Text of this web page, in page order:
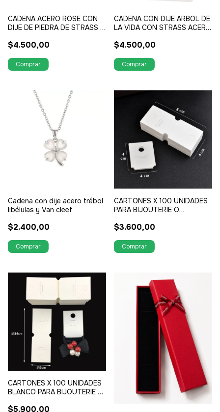
CADENA ACERO ROSE CON
DIJE DE PIEDRA DE STRASS Y
$4.500,00
CADENA CON DIJE ARBOL DE
LA VIDA CON STRASS ACERO
$4.500,00
Cadena con dije acero trébol
libélulas y Van cleef
$2.400,00
CARTONES X 100 UNIDADES
PARA BIJOUTERIE O
4 DE ANCHO
$3.600,00
CARTONES X 100 UNIDADES
BLANCO PARA BIJOUTERIE O
$5.900,00